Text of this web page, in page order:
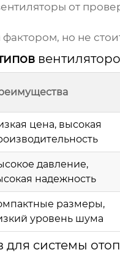
от
но не
цена, высокая
давление,
надежность
размеры,
уровень шума
для системы